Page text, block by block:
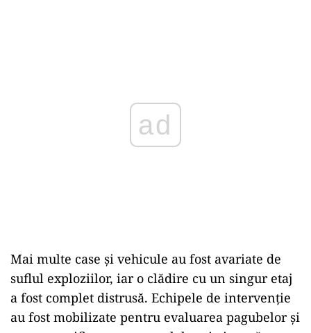
ad
Mai multe case și vehicule au fost avariate de
suflul exploziilor, iar o clădire cu un singur etaj
a fost complet distrusă. Echipele de intervenție
au fost mobilizate pentru evaluarea pagubelor și